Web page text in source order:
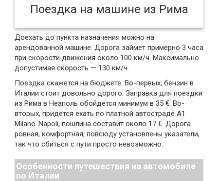
Поездка на машине из Рима
Доехать до пункта назначения можно на
арендованной машине. Дорога займет примерно 3 часа
при скорости движения около 100 км/ч. Максимально
допустимая скорость — 130 км/ч.
Поездка скажется на бюджете. Во-первых, бензин в
Италии стоит довольно дорого. Заправка для поездки
из Рима в Неаполь обойдется минимум в 35 €. Во-
вторых, придется ехать по платной автостраде A1
Milano-Napoli, пошлина составит около 17 €. Дорога
ровная, комфортная, повсюду установлены указатели,
так что сбиться с пути просто невозможно.
Особенности путешествия на автомобиле
по Италии